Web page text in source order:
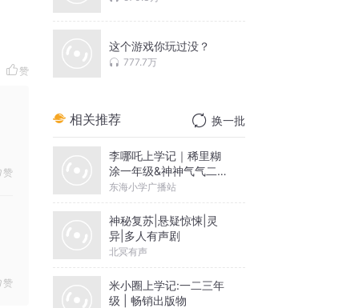
赞
赞
赞
这个游戏你玩过没？
777.7万
相关推荐 换一批
李哪吒上学记｜稀里糊
涂一年级&神神气气二年
级
东海小学广播站
神秘复苏|悬疑惊悚|灵
异|多人有声剧
北冥有声
米小圈上学记:一二三年
级 | 畅销出版物